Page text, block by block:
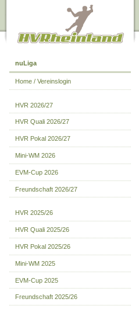
nuLiga
Home / Vereinslogin
HVR 2026/27
HVR Quali 2026/27
HVR Pokal 2026/27
Mini-WM 2026
EVM-Cup 2026
Freundschaft 2026/27
HVR 2025/26
HVR Quali 2025/26
HVR Pokal 2025/26
Mini-WM 2025
EVM-Cup 2025
Freundschaft 2025/26